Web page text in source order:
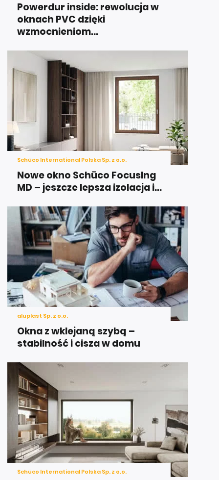
Powerdur inside: rewolucja w
oknach PVC dzięki
wzmocnieniom...
Schüco International Polska Sp. z o.o.
Nowe okno Schüco FocusIng
MD – jeszcze lepsza izolacja i...
aluplast Sp. z o.o.
Okna z wklejaną szybą –
stabilność i cisza w domu
Schüco International Polska Sp. z o.o.